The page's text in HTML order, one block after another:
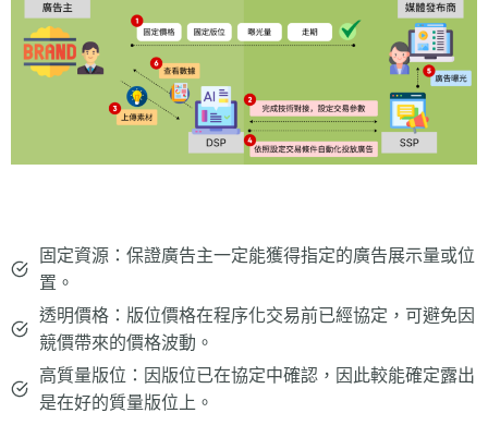
固定資源：保證廣告主一定能獲得指定的廣告展示量或位
置。
透明價格：版位價格在程序化交易前已經協定，可避免因
競價帶來的價格波動。
高質量版位：因版位已在協定中確認，因此較能確定露出
是在好的質量版位上。